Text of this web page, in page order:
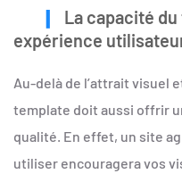
La capacité
expérience
Au-delà de l’attrait visuel
template doit aussi offrir
qualité. En effet, un site
utiliser encouragera vos